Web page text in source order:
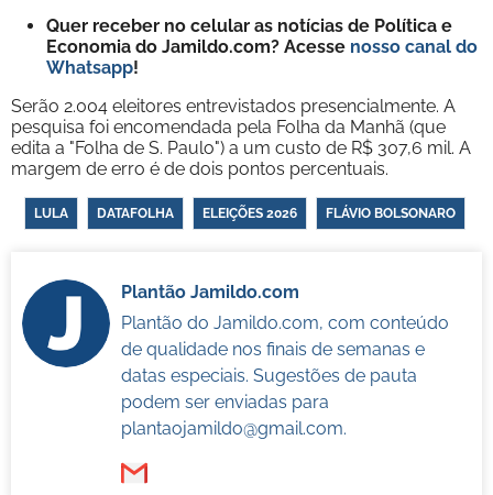
Quer receber no celular as notícias de Política e
Economia do Jamildo.com? Acesse nosso canal do
Whatsapp!
Serão 2.004 eleitores entrevistados presencialmente. A
pesquisa foi encomendada pela Folha da Manhã (que
edita a "Folha de S. Paulo") a um custo de R$ 307,6 mil. A
margem de erro é de dois pontos percentuais.
LULA DATAFOLHA ELEIÇÕES 2026 FLÁVIO BOLSONARO
Plantão Jamildo.com
Plantão do Jamildo.com, com conteúdo
de qualidade nos finais de semanas e
datas especiais. Sugestões de pauta
podem ser enviadas para
plantaojamildo@gmail.com.